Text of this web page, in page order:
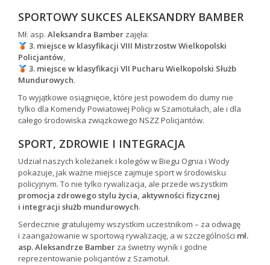
SPORTOWY SUKCES ALEKSANDRY BAMBER
Mł. asp. Aleksandra Bamber zajęła:
3. miejsce w klasyfikacji VIII Mistrzostw Wielkopolski
Policjantów,
3. miejsce w klasyfikacji VII Pucharu Wielkopolski Służb
Mundurowych.
To wyjątkowe osiągnięcie, które jest powodem do dumy nie
tylko dla Komendy Powiatowej Policji w Szamotułach, ale i dla
całego środowiska związkowego NSZZ Policjantów.
SPORT, ZDROWIE I INTEGRACJA
Udział naszych koleżanek i kolegów w Biegu Ognia i Wody
pokazuje, jak ważne miejsce zajmuje sport w środowisku
policyjnym. To nie tylko rywalizacja, ale przede wszystkim
promocja zdrowego stylu życia, aktywności fizycznej
i integracji służb mundurowych.
Serdecznie gratulujemy wszystkim uczestnikom – za odwagę
i zaangażowanie w sportową rywalizację, a w szczególności mł.
asp. Aleksandrze Bamber za świetny wynik i godne
reprezentowanie policjantów z Szamotuł.